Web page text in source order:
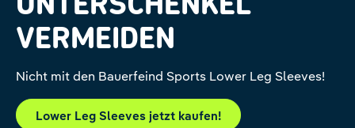
VERMEIDEN
Nicht mit den Bauerfeind Sports Lower Leg Sleeves!
Lower Leg Sleeves jetzt kaufen!